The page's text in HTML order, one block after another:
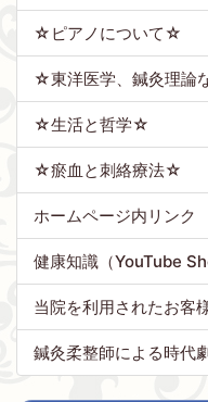
☆ピアノについて☆
☆東洋医学、鍼灸理論
☆生活と哲学☆
☆瘀血と刺絡療法☆
ホームページ内リンク
健康知識（YouTube
当院を利用されたお客
鍼灸柔整師による時代